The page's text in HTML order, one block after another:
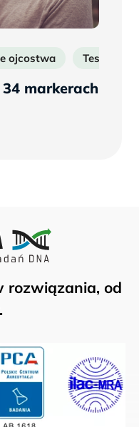
ojcostwa Test DNA
markerach
rozwiązania, od